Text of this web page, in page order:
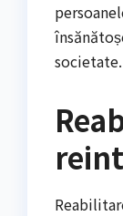
societate.